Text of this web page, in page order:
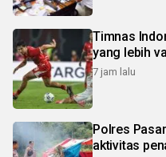
Timnas
yang lebih
7 jam lalu
Polres
aktivitas